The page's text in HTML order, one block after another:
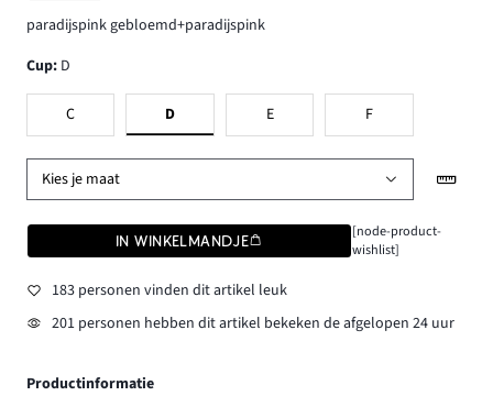
paradijspink gebloemd+paradijspink
Cup: D
C D E F
Kies je maat
IN WINKELMANDJE
[node-product-
wishlist]
183 personen vinden dit artikel leuk
201 personen hebben dit artikel bekeken de afgelopen 24 uur
Productinformatie